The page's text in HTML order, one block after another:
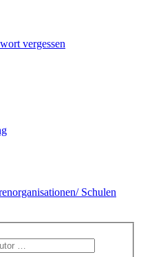
vergessen
Schulen